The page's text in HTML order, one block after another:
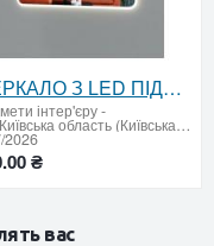
ДЗЕРКАЛО З LED ПІДСВІЧУВАННЯМ 500 x 800 мм.
інтер'єру-
Київ, Київська область (Київська область - продати купити)
2026
₴
вас